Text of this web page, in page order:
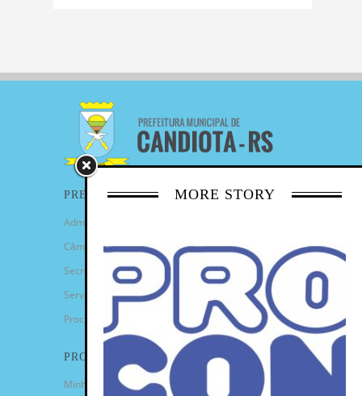
MORE STORY
PREFEITURA
Administração Municipal
Câmara de Vereadores
Secretarias
Serviços
Procuradoria Geral
PROGRAMAS
Minha Casa Minha Vida